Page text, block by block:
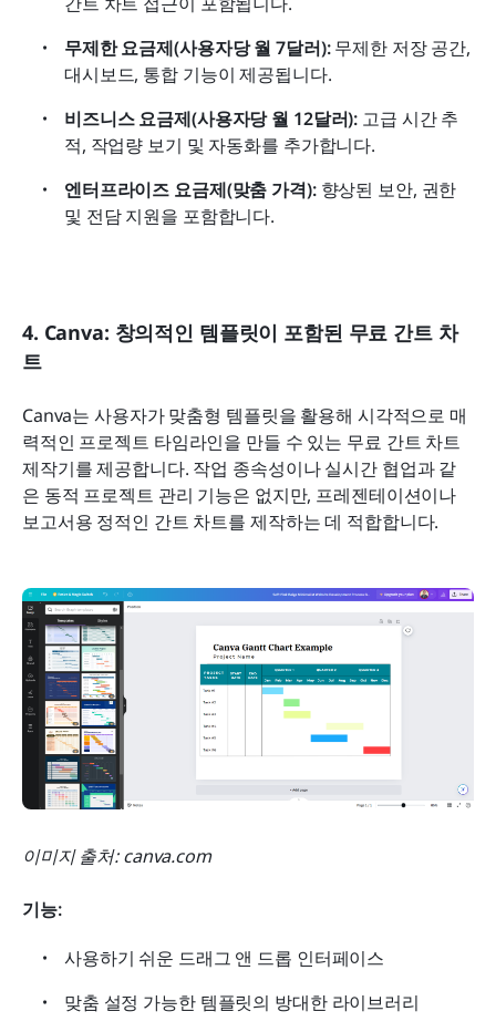
무제한 요금제(사용자당 월 7달러): 무제한 저장 공간,
대시보드, 통합 기능이 제공됩니다.
비즈니스 요금제(사용자당 월 12달러): 고급 시간 추
적, 작업량 보기 및 자동화를 추가합니다.
엔터프라이즈 요금제(맞춤 가격): 향상된 보안, 권한
및 전담 지원을 포함합니다.
4. Canva: 창의적인 템플릿이 포함된 무료 간트 차
트
Canva는 사용자가 맞춤형 템플릿을 활용해 시각적으로 매
력적인 프로젝트 타임라인을 만들 수 있는 무료 간트 차트
제작기를 제공합니다. 작업 종속성이나 실시간 협업과 같
은 동적 프로젝트 관리 기능은 없지만, 프레젠테이션이나
보고서용 정적인 간트 차트를 제작하는 데 적합합니다.
이미지 출처: canva.com
기능:
사용하기 쉬운 드래그 앤 드롭 인터페이스
맞춤 설정 가능한 템플릿의 방대한 라이브러리